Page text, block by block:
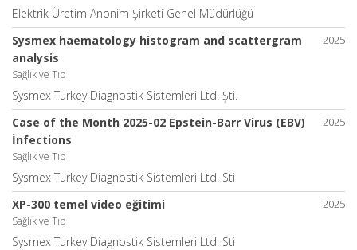
Elektrik Üretim Anonim Şirketi Genel Müdürlüğü
2025
Sysmex haematology histogram and scattergram
analysis
Sağlık ve Tıp
Sysmex Turkey Diagnostik Sistemleri Ltd. Şti.
2025
Case of the Month 2025-02 Epstein-Barr Virus (EBV)
İnfections
Sağlık ve Tıp
Sysmex Turkey Diagnostik Sistemleri Ltd. Sti
2025
XP-300 temel video eğitimi
Sağlık ve Tıp
Sysmex Turkey Diagnostik Sistemleri Ltd. Sti